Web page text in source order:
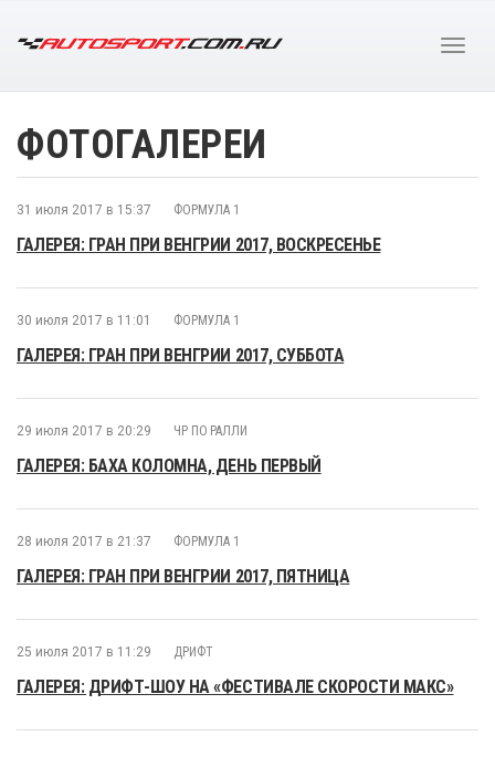
ФОТОГАЛЕРЕИ
31 июля 2017 в 15:37 ФОРМУЛА 1
ГАЛЕРЕЯ: ГРАН ПРИ ВЕНГРИИ 2017, ВОСКРЕСЕНЬЕ
30 июля 2017 в 11:01 ФОРМУЛА 1
ГАЛЕРЕЯ: ГРАН ПРИ ВЕНГРИИ 2017, СУББОТА
29 июля 2017 в 20:29 ЧР ПО РАЛЛИ
ГАЛЕРЕЯ: БАХА КОЛОМНА, ДЕНЬ ПЕРВЫЙ
28 июля 2017 в 21:37 ФОРМУЛА 1
ГАЛЕРЕЯ: ГРАН ПРИ ВЕНГРИИ 2017, ПЯТНИЦА
25 июля 2017 в 11:29 ДРИФТ
ГАЛЕРЕЯ: ДРИФТ-ШОУ НА «ФЕСТИВАЛЕ СКОРОСТИ МАКС»